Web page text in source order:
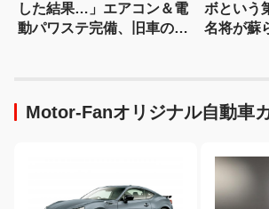
した結果…」エアコン＆電
動パワステ完備、旧車の常
ボという
名将が蘇
Motor-Fanオリジナル自動車